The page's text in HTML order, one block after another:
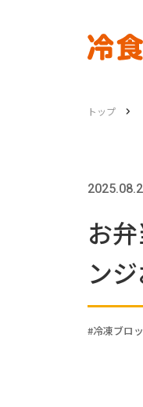
トップ
お
ン
冷凍ブロ